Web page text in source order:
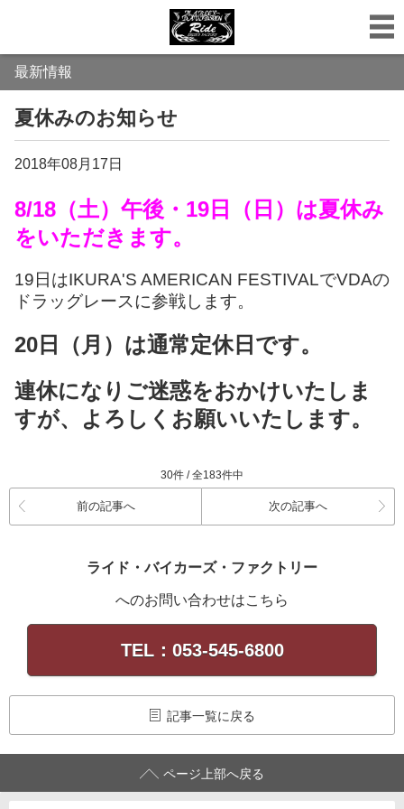
最新情報
夏休みのお知らせ
2018年08月17日
8/18（土）午後・19日（日）は夏休み
をいただきます。
19日はIKURA'S AMERICAN FESTIVALでVDAの
ドラッグレースに参戦します。
20日（月）は通常定休日です。
連休になりご迷惑をおかけいたしま
すが、よろしくお願いいたします。
30件 / 全183件中
前の記事へ 次の記事へ
ライド・バイカーズ・ファクトリー
へのお問い合わせはこちら
TEL：053-545-6800
記事一覧に戻る
ページ上部へ戻る